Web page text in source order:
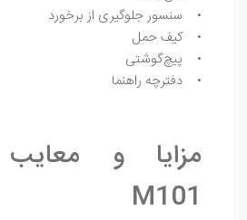
• سنسور جلوگیری از برخورد
• کیف حمل
• پیچ‌گوشتی
• دفترچه راهنما
مزایا و معایب
M101